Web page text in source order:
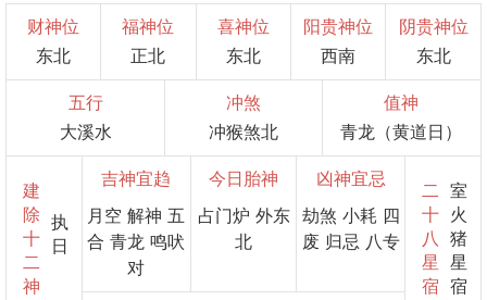
财神位
东北
福神位
正北
喜神位
东北
阳贵神位
西南
阴贵神位
东北
五行
大溪水
冲煞
冲猴煞北
值神
青龙（黄道日）
建
除
十
二
神
执
日
吉神宜趋
月空 解神 五
合 青龙 鸣吠
对
今日胎神
占门炉 外东
北
凶神宜忌
劫煞 小耗 四
废 归忌 八专
二
十
八
星
宿
室
火
猪
星
宿